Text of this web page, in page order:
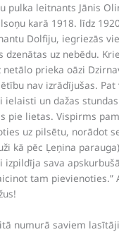
leitnants Jānis
karā 1918. līdz
Dolfiju, iegriezās
uz nebēdu.
prieka oāzi
nav izrādījušas. Pat
un dažas
pie lietas. Vispirms
uz pilsētu, norādot
kā pēc Ļeņina
sava
tam
numurā saviem